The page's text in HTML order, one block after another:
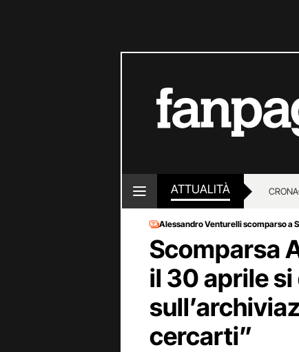
ATTUALITÀ
LOTTO
Alessandro Venturelli scomparso a
Scomparsa
il 30 aprile
cercarti”